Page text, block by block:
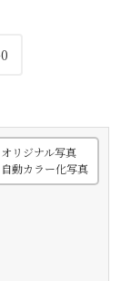
オリジナル写真
自動カラー化写真